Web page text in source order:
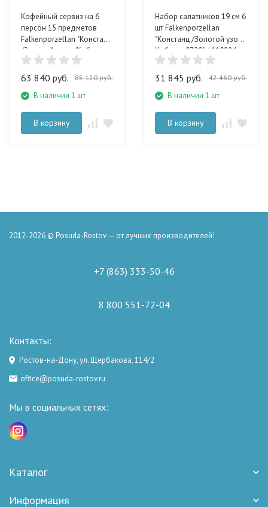
Кофейный сервиз на 6
персон 15 предметов
Falkenporzellan "Констанц
/Золотой узор /Кобальт
9320" / 159896
63 840 руб. 85 120 руб.
В наличии 1 шт
В корзину
Набор салатников 19 см 6
шт Falkenporzellan
"Констанц /Золотой узор /
Кобальт 9320" / 119884
31 845 руб. 42 460 руб.
В наличии 1 шт
В корзину
2012-2026 © Posuda-Rostov — от лучших производителей!
+7 (863) 333-50-46
8 800 551-72-04
Контакты:
Ростов-на-Дону, ул. Щербакова, 114/2
office@posuda-rostov.ru
Мы в социальных сетях:
Каталог
Информация